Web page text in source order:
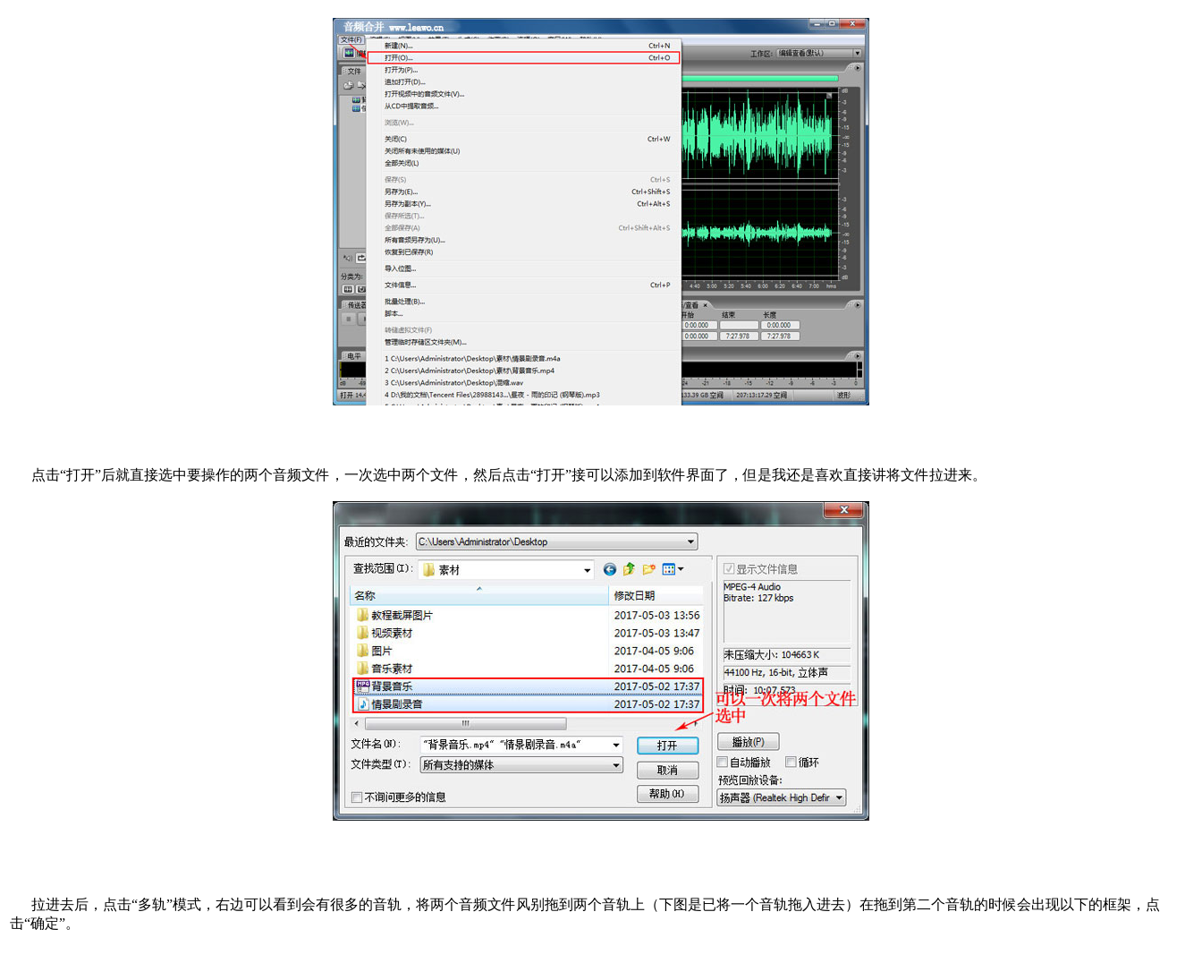
点击“打开”后就直接选中要操作的两个音频文件，一次选中两个文件，然后点击“打开”接可以添加到软件界面了，但是我还是喜欢直接讲将文件拉进来。
拉进去后，点击“多轨”模式，右边可以看到会有很多的音轨，将两个音频文件风别拖到两个音轨上（下图是已将一个音轨拖入进去）在拖到第二个音轨的时候会出现以下的框架，点
击“确定”。